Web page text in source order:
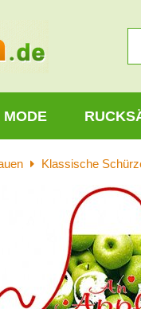
MODE
Klassische